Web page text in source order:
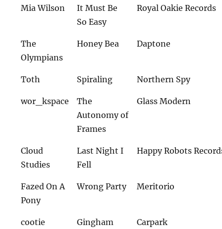
Mia Wilson
It Must Be
So Easy
Royal Oakie Records
The
Olympians
Honey Bea Daptone
Toth Spiraling Northern Spy
wor_kspace
The
Autonomy of
Frames
Glass Modern
Cloud
Studies
Last Night I
Fell
Happy Robots
Fazed On A
Pony
Wrong Party Meritorio
cootie
Gingham
Carpark